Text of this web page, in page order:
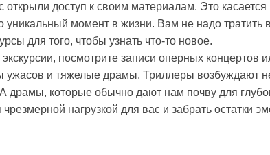
открыли доступ к своим материалам. Это
уникальный момент в жизни. Вам не надо
для того, чтобы узнать что-то новое.
посмотрите записи оперных концертов
ужасов и тяжелые драмы. Триллеры возбуждают
драмы, которые обычно дают нам почву для
чрезмерной нагрузкой для вас и забрать остатки